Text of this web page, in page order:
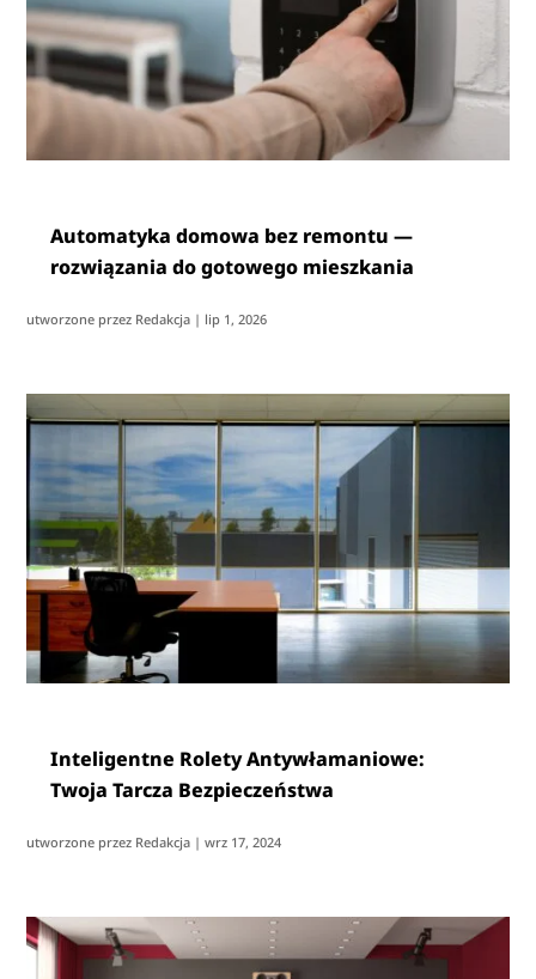
Automatyka domowa bez remontu —
rozwiązania do gotowego mieszkania
utworzone przez Redakcja | lip 1, 2026
Inteligentne Rolety Antywłamaniowe:
Twoja Tarcza Bezpieczeństwa
utworzone przez Redakcja |wrz 17, 2024